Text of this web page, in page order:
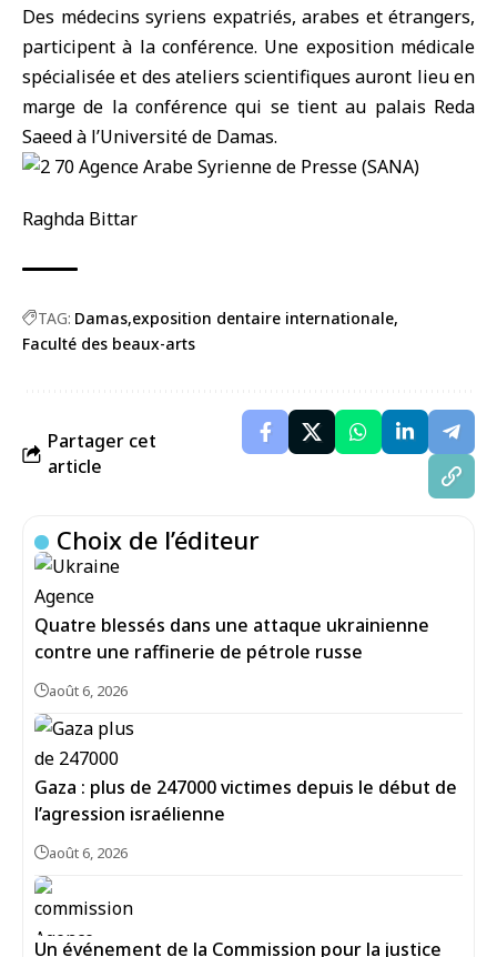
Des médecins syriens expatriés, arabes et étrangers,
participent à la conférence. Une exposition médicale
spécialisée et des ateliers scientifiques auront lieu en
marge de la conférence qui se tient au palais Reda
Saeed à l’Université de Damas.
Raghda Bittar
TAG: Damas exposition dentaire internationale
Faculté des beaux-arts
Partager cet
article
Choix de l’éditeur
Quatre blessés dans une attaque ukrainienne
contre une raffinerie de pétrole russe
août 6, 2026
Gaza : plus de 247000 victimes depuis le début de
l’agression israélienne
août 6, 2026
Un événement de la Commission pour la justice